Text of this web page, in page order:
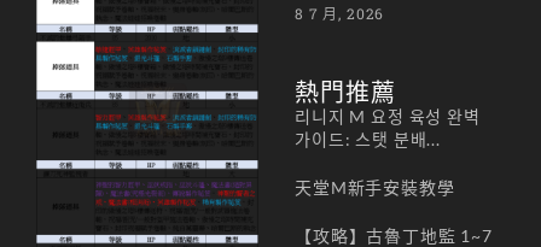
8 7 月, 2026
熱門推薦
리니지 M 요정 육성 완벽
가이드: 스탯 분배...
天堂M新手安裝教學
【攻略】古魯丁地監 1~7